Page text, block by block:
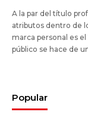
A la par del título
atributos dentro de
marca personal es
público se hace de
Popular